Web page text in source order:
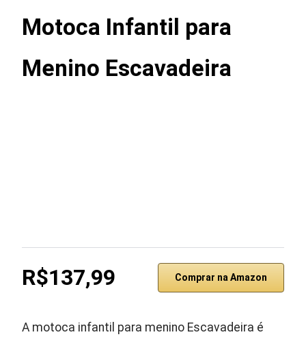
Motoca Infantil para
Menino Escavadeira
R$137,99 Comprar na Amazon
A motoca infantil para menino Escavadeira é